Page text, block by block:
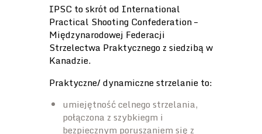
IPSC to skrót od International
Practical Shooting Confederation –
Międzynarodowej Federacji
Strzelectwa Praktycznego z siedzibą w
Kanadzie.
Praktyczne/ dynamiczne strzelanie to:
umiejętność celnego strzelania,
połączona z szybkiegm i
bezpiecznym poruszaniem się z